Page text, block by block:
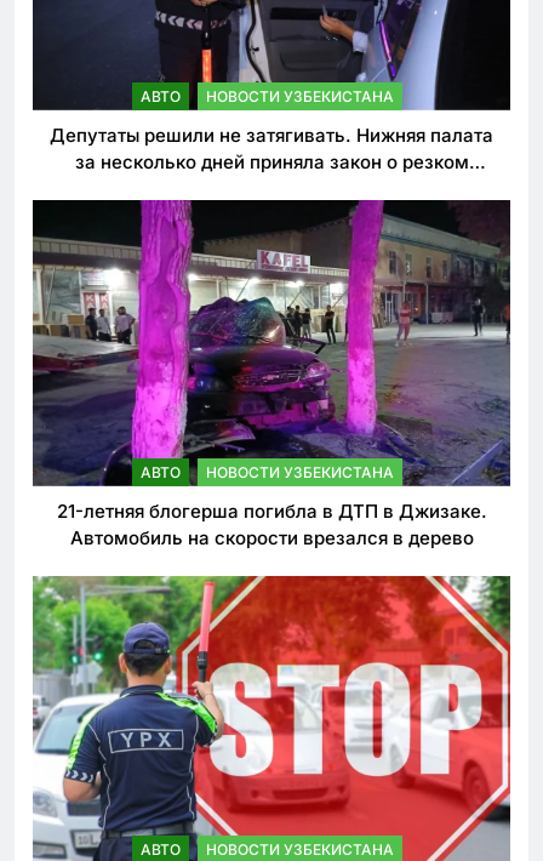
АВТО НОВОСТИ УЗБЕКИСТАНА
Депутаты решили не затягивать. Нижняя палата
за несколько дней приняла закон о резком
АВТО НОВОСТИ УЗБЕКИСТАНА
21-летняя блогерша погибла в ДТП в Джизаке.
Автомобиль на скорости врезался в дерево
АВТО НОВОСТИ УЗБЕКИСТАНА